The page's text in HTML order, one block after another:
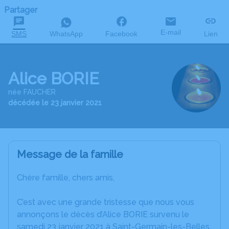
Partager
SMS WhatsApp Facebook E-mail Lien
Alice BORIE
née FAUCHER
décédée le 23 janvier 2021
Message de la famille
Chère famille, chers amis,
C’est avec une grande tristesse que nous vous
annonçons le décès d’Alice BORIE survenu le
samedi 23 janvier 2021 à Saint-Germain-les-Belles.